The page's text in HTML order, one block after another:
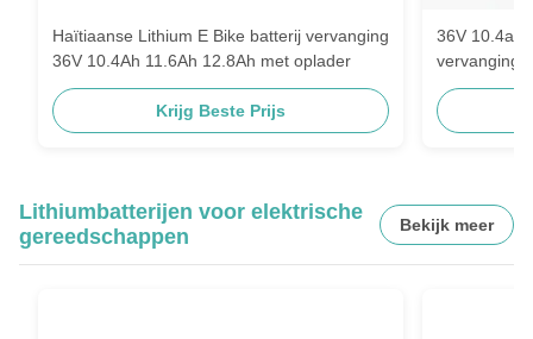
Haïtiaanse Lithium E Bike batterij vervanging
36V 10.4Ah 11.6Ah 12.8Ah met oplader
Krijg Beste Prijs
36V 10.4ah
vervanging
Lithiumbatterijen voor elektrische
gereedschappen
Bekijk meer